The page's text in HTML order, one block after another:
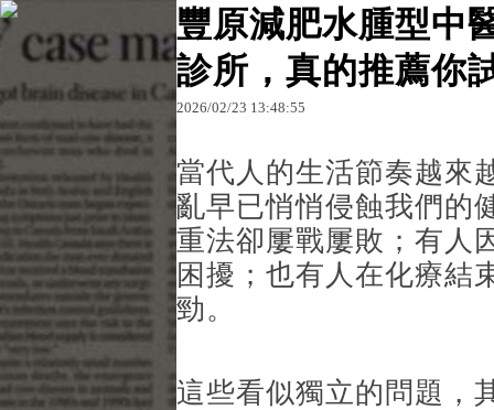
原文網址：http://blog.udn.com/es68rwxh76076/
豐原減肥水腫型中
診所，真的推薦你
2026/02/23 13:48:55
當代人的生活節奏越來
亂早已悄悄侵蝕我們的
重法卻屢戰屢敗；有人
困擾；也有人在化療結
勁。
這些看似獨立的問題，